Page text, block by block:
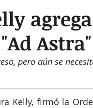
Astra"
pero aún se
Kelly, firmó la